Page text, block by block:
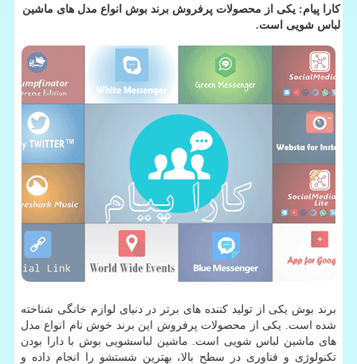
كارا پیام: یكی از محصولات پرفروش برند بوش انواع مدل های ماشین
لباس شویی است.
برند بوش یکی از تولید کننده های برتر در دنیای لوازم خانگی شناخته
شده است. یکی از محصولات پرفروش این برند خوش نام انواع مدل
های ماشین لباس شویی است. ماشین لباسشویی بوش با دارا بودن
تکنولوژی و فناوری در سطح بالا، بهترین شستشو را انجام داده و